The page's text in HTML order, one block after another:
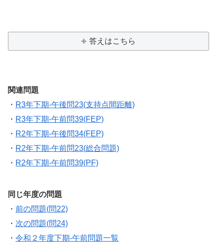
答えはこちら
関連問題
・ R3年下期-午後問23(支持点間距離)
・ R3年下期-午前問39(FEP)
・ R2年下期-午後問34(FEP)
・ R2年下期-午前問23(総合問題)
・ R2年下期-午前問39(PF)
同じ年度の問題
・ 前の問題(問22)
・ 次の問題(問24)
・ 令和２年度下期-午前問題一覧